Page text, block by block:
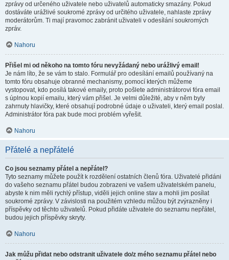
zprávy od určeného uživatele nebo uživatelů automaticky smazány. Pokud
dostáváte urážlivé soukromé zprávy od určitého uživatele, nahlaste zprávy
moderátorům. Ti mají pravomoc zabránit uživateli v odesílání soukromých
zpráv.
Nahoru
Přišel mi od někoho na tomto fóru nevyžádaný nebo urážlivý email!
Je nám líto, že se vám to stalo. Formulář pro odesílání emailů používaný na
tomto fóru obsahuje obranné mechanismy, pomocí kterých můžeme
vystopovat, kdo posílá takové emaily, proto pošlete administrátorovi fóra email
s úplnou kopií emailu, který vám přišel. Je velmi důležité, aby v něm byly
zahrnuty hlavičky, které obsahují podrobné údaje o uživateli, který email poslal.
Administrátor fóra pak bude moci problém vyřešit.
Nahoru
Přátelé a nepřátelé
Co jsou seznamy přátel a nepřátel?
Tyto seznamy můžete použít k rozdělení ostatních členů fóra. Uživatelé přidáni
do vašeho seznamu přátel budou zobrazeni ve vašem uživatelském panelu,
abyste k nim měli rychlý přístup, viděli jejich online stav a mohli jim posílat
soukromé zprávy. V závislosti na použitém vzhledu můžou být zvýrazněny i
příspěvky od těchto uživatelů. Pokud přidáte uživatele do seznamu nepřátel,
budou jejich příspěvky skryty.
Nahoru
Jak můžu přidat nebo odstranit uživatele do/z mého seznamu přátel nebo